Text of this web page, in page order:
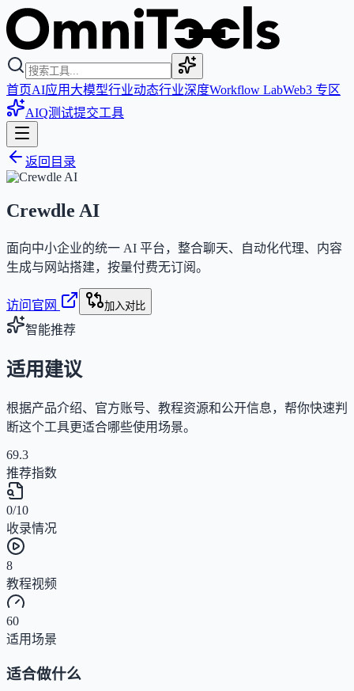
首页AI应用 大模型行业动态行业深度Workflow LabWeb3 专区
AIQ测试提交工具
返回目录
Crewdle AI
面向中小企业的统一 AI 平台，整合聊天、自动化代理、内容
生成与网站搭建，按量付费无订阅。
访问官网 加入对比
智能推荐
适用建议
根据产品介绍、官方账号、教程资源和公开信息，帮你快速判
断这个工具更适合哪些使用场景。
69.3
推荐指数
0/10
收录情况
8
教程视频
60
适用场景
适合做什么